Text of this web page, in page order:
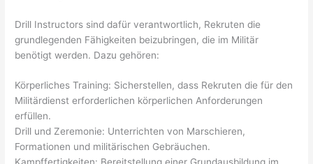
Drill Instructors sind dafür verantwortlich, Rekruten die
grundlegenden Fähigkeiten beizubringen, die im Militär
benötigt werden. Dazu gehören:
Körperliches Training: Sicherstellen, dass Rekruten die für den
Militärdienst erforderlichen körperlichen Anforderungen
erfüllen.
Drill und Zeremonie: Unterrichten von Marschieren,
Formationen und militärischen Gebräuchen.